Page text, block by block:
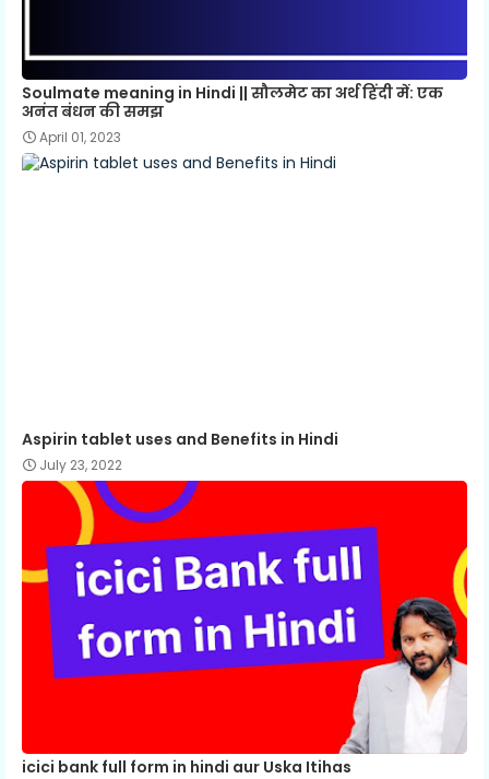
Soulmate meaning in Hindi || सौलमेट का अर्थ हिंदी में: एक
अनंत बंधन की समझ
April 01, 2023
Aspirin tablet uses and Benefits in Hindi
July 23, 2022
icici bank full form in hindi aur Uska Itihas